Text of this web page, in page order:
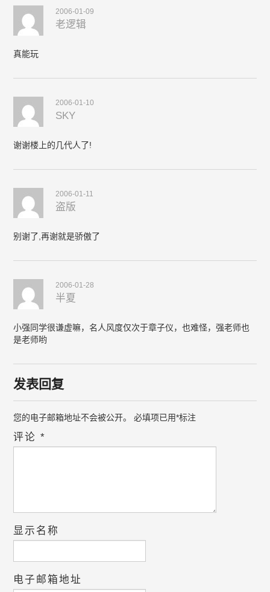
2006-01-09
老逻辑
真能玩
2006-01-10
SKY
谢谢楼上的几代人了!
2006-01-11
盗版
别谢了,再谢就是骄傲了
2006-01-28
半夏
小强同学很谦虚嘛，名人风度仅次于章子仪，也难怪，强老师也
是老师哟
发表回复
您的电子邮箱地址不会被公开。 必填项已用*标注
评论*
显示名称
电子邮箱地址